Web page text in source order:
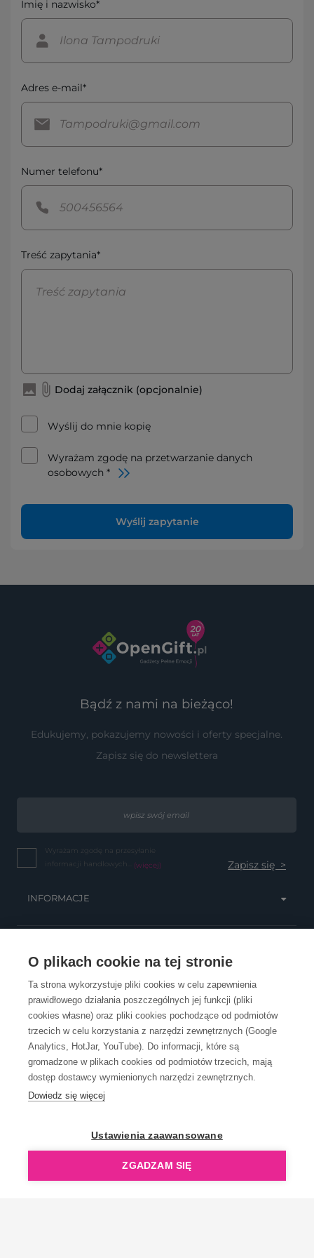
O plikach cookie na tej stronie
Ta strona wykorzystuje pliki cookies w celu zapewnienia
prawidłowego działania poszczególnych jej funkcji (pliki
cookies własne) oraz pliki cookies pochodzące od podmiotów
trzecich w celu korzystania z narzędzi zewnętrznych (Google
Analytics, HotJar, YouTube). Do informacji, które są
gromadzone w plikach cookies od podmiotów trzecich, mają
dostęp dostawcy wymienionych narzędzi zewnętrznych.
Dowiedz się więcej
Ustawienia zaawansowane
ZGADZAM SIĘ
Imię i nazwisko*
Adres e-mail*
Numer telefonu*
Treść zapytania*
Dodaj załącznik (opcjonalnie)
Wyślij do mnie kopię
Wyrażam zgodę na przetwarzanie danych
osobowych *
Wyślij zapytanie
Bądź z nami na bieżąco!
Edukujemy, pokazujemy nowości i oferty specjalne.
Zapisz się do newslettera
Wyrażam zgodę na przesyłanie
informacji handlowych... (więcej)
INFORMACJE
OBSŁUGA KLIENTA
KONTAKT
OpenGift jest częścią ReflectGroup.